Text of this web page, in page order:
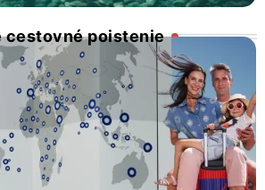
cestovné poistenie